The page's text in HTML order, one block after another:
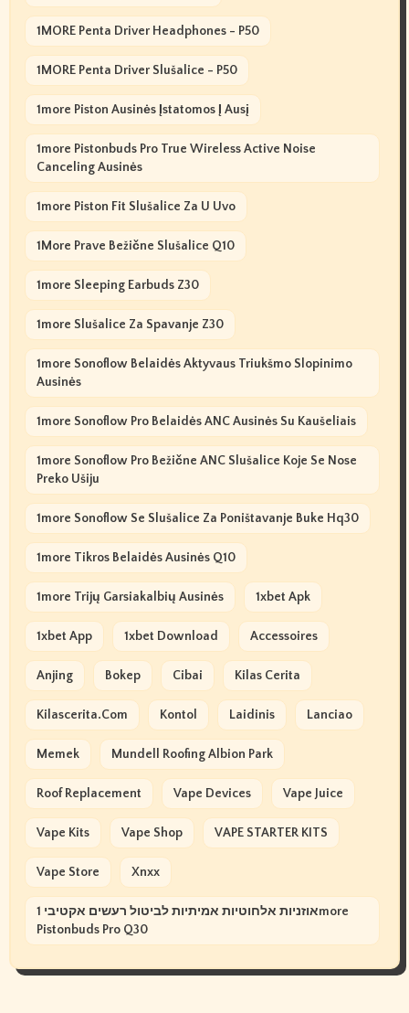
1MORE Penta Driver Headphones - P50
1MORE Penta Driver Slušalice - P50
1more Piston Ausinės Įstatomos Į Ausį
1more Pistonbuds Pro True Wireless Active Noise
Canceling Ausinės
1more Piston Fit Slušalice Za U Uvo
1More Prave Bežične Slušalice Q10
1more Sleeping Earbuds Z30
1more Slušalice Za Spavanje Z30
1more Sonoflow Belaidės Aktyvaus Triukšmo Slopinimo
Ausinės
1more Sonoflow Pro Belaidės ANC Ausinės Su Kaušeliais
1more Sonoflow Pro Bežične ANC Slušalice Koje Se Nose
Preko Ušiju
1more Sonoflow Se Slušalice Za Poništavanje Buke Hq30
1more Tikros Belaidės Ausinės Q10
1more Trijų Garsiakalbių Ausinės 1xbet Apk
1xbet App 1xbet Download Accessoires
Anjing Bokep Cibai Kilas Cerita
Kilascerita.com Kontol Laidinis Lanciao
Memek Mundell Roofing Albion Park
Roof Replacement Vape Devices Vape Juice
Vape Kits Vape Shop VAPE STARTER KITS
Vape Store Xnxx
אוזניות אלחוטיות אמיתיות לביטול רעשים אקטיבי 1more
Pistonbuds Pro Q30